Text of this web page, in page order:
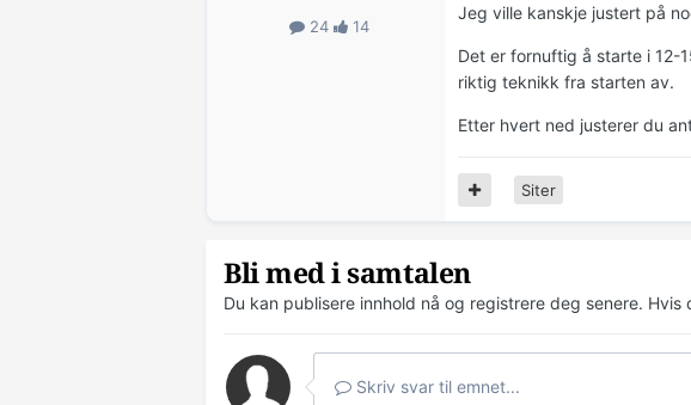
24 14
Jeg ville kanskje justert på
Det er fornuftig å starte i 12-
riktig teknikk fra starten av.
Etter hvert ned justerer du
Siter
Bli med i samtalen
Du kan publisere innhold nå og registrere deg senere. Hvis
Skriv svar til emnet...